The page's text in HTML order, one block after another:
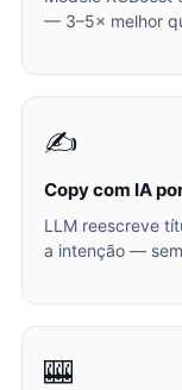
— 3–5× melhor
✍️
Copy com IA
LLM reescreve
a intenção —
🎰